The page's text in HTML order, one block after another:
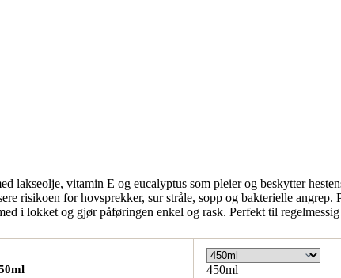
lakseolje, vitamin E og eucalyptus som pleier og beskytter
risikoen for hovsprekker, sur stråle, sopp og bakterielle
i lokket og gjør påføringen enkel og rask. Perfekt til
450ml